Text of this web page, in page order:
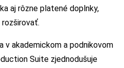
aj rôzne platené doplnky,
v akademickom a podnikovom
Suite zjednodušuje